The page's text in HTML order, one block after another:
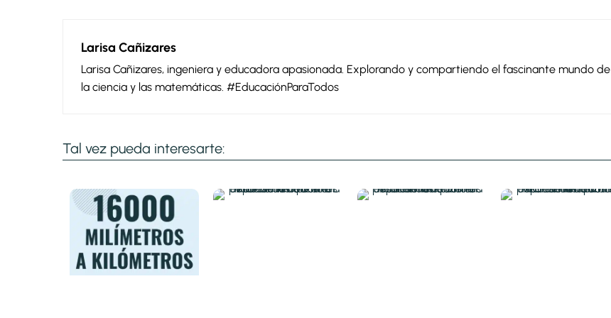
Larisa Cañizares
Larisa Cañizares, ingeniera y educadora apasionada. Explorando y compartiendo el fascinante mundo de
la ciencia y las matemáticas. #EducaciónParaTodos
Tal vez pueda interesarte: